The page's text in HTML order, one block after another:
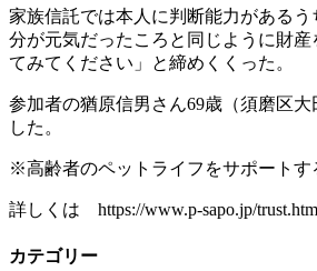
家族信託では本人に判断能力がある
分が元気だったころと同じように財
てみてください」と締めくくった。
参加者の猶原信男さん69歳（須磨区
した。
※高齢者のペットライフをサポートす
詳しくは https://www.p-sapo.jp/
カテゴリー